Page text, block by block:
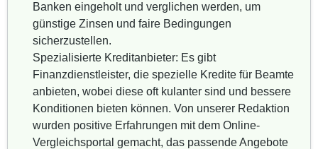
Banken eingeholt und verglichen werden, um
günstige Zinsen und faire Bedingungen
sicherzustellen.
Spezialisierte Kreditanbieter: Es gibt
Finanzdienstleister, die spezielle Kredite für Beamte
anbieten, wobei diese oft kulanter sind und bessere
Konditionen bieten können. Von unserer Redaktion
wurden positive Erfahrungen mit dem Online-
Vergleichsportal gemacht, das passende Angebote